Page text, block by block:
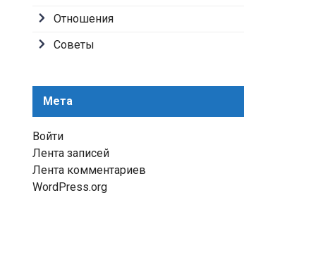
Отношения
Советы
Мета
Войти
Лента записей
Лента комментариев
WordPress.org